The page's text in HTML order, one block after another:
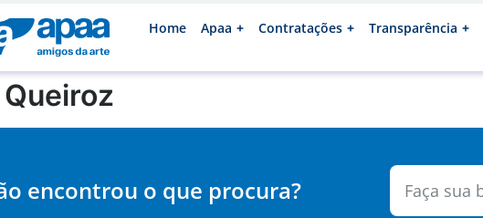
Home Apaa Contratações Transparência
encontrou o que procura?